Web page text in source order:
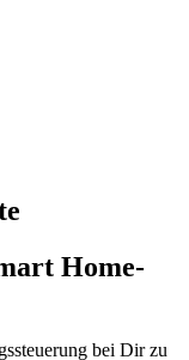
Home-
bei Dir zu